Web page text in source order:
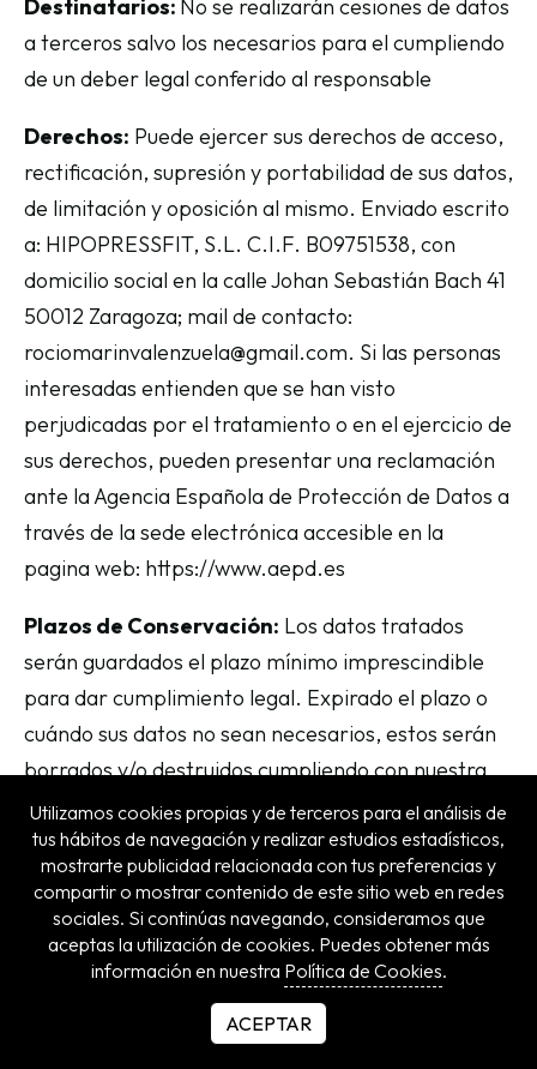
Destinatarios: No se realizarán cesiones de datos
a terceros salvo los necesarios para el cumpliendo
de un deber legal conferido al responsable
Derechos: Puede ejercer sus derechos de acceso,
rectificación, supresión y portabilidad de sus datos,
de limitación y oposición al mismo. Enviado escrito
a: HIPOPRESSFIT, S.L. C.I.F. B09751538, con
domicilio social en la calle Johan Sebastián Bach 41
50012 Zaragoza; mail de contacto:
rociomarinvalenzuela@gmail.com. Si las personas
interesadas entienden que se han visto
perjudicadas por el tratamiento o en el ejercicio de
sus derechos, pueden presentar una reclamación
ante la Agencia Española de Protección de Datos a
través de la sede electrónica accesible en la
pagina web: https://www.aepd.es
Plazos de Conservación: Los datos tratados
serán guardados el plazo mínimo imprescindible
para dar cumplimiento legal. Expirado el plazo o
cuándo sus datos no sean necesarios, estos serán
borrados y/o destruidos cumpliendo con nuestra
política de supresión de datos.
Medidas de Seguridad:Las medidas de
seguridad implantadas en nuestra empresa, están
confeccionadas de acuerdo con las indicaciones
facilitadas por el INCIBE, para confeccionar la
confección de Políticas de Privacidad de una
Utilizamos cookies propias y de terceros para el análisis de
tus hábitos de navegación y realizar estudios estadísticos,
mostrarte publicidad relacionada con tus preferencias y
compartir o mostrar contenido de este sitio web en redes
sociales. Si continúas navegando, consideramos que
aceptas la utilización de cookies. Puedes obtener más
información en nuestra Política de Cookies.
ACEPTAR